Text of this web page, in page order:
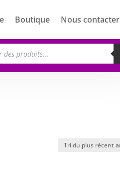
Boutique Nous contacter